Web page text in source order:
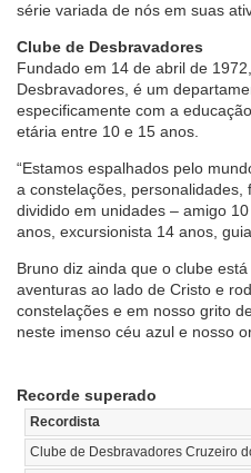
série variada de nós em suas
Clube de Desbravadores
Fundado em 14 de abril de
Desbravadores, é um
especificamente com a
etária entre 10 e 15 anos.
“Estamos espalhados pelo
a constelações, personalidades,
dividido em unidades – amigo
anos, excursionista 14 anos,
Bruno diz ainda que o clube
aventuras ao lado de Cristo e
constelações e em nosso grito
neste imenso céu azul e nosso
Recorde superado
Recordista
Clube de Desbravadores Cruzeiro